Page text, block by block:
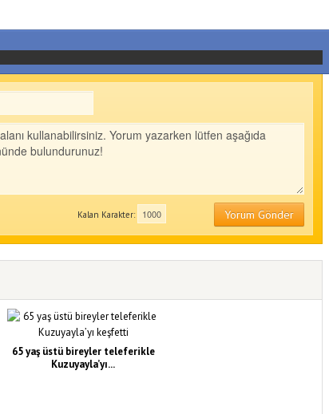
Yorum Gönder
Kalan Karakter:
65 yaş üstü bireyler teleferikle
Kuzuyayla’yı...